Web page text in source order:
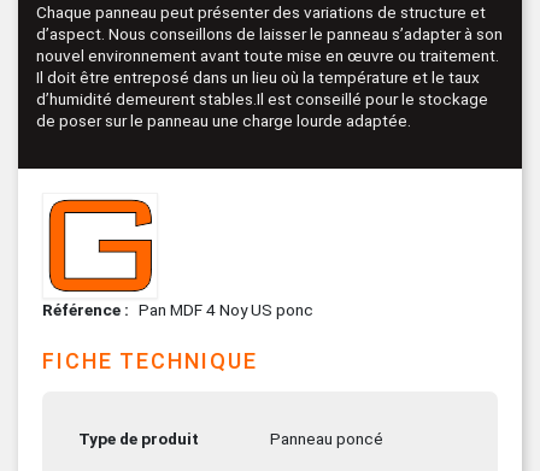
Chaque panneau peut présenter des variations de structure et
d’aspect. Nous conseillons de laisser le panneau s’adapter à son
nouvel environnement avant toute mise en œuvre ou traitement.
Il doit être entreposé dans un lieu où la température et le taux
d’humidité demeurent stables.Il est conseillé pour le stockage
de poser sur le panneau une charge lourde adaptée.
Référence Pan MDF 4 Noy US ponc
FICHE TECHNIQUE
Type de produit Panneau poncé